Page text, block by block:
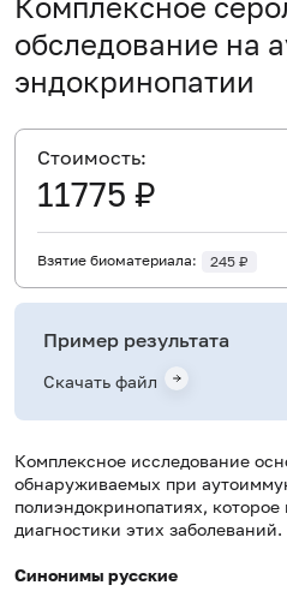
обследование на
эндокринопатии
Комплексное исследование
обнаруживаемых при
полиэндокринопатиях, которое
диагностики этих заболеваний.
Синонимы русские
Cтоимость:
11775 ₽
Взятие биоматериала: 245 ₽
Пример результата
Скачать файл